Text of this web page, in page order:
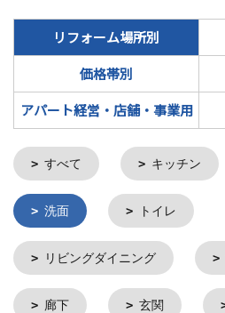
リフォーム場所別
価格帯別
アパート経営・店舗・事業用
すべて キッチン
洗面 トイレ
リビングダイニング
廊下 玄関